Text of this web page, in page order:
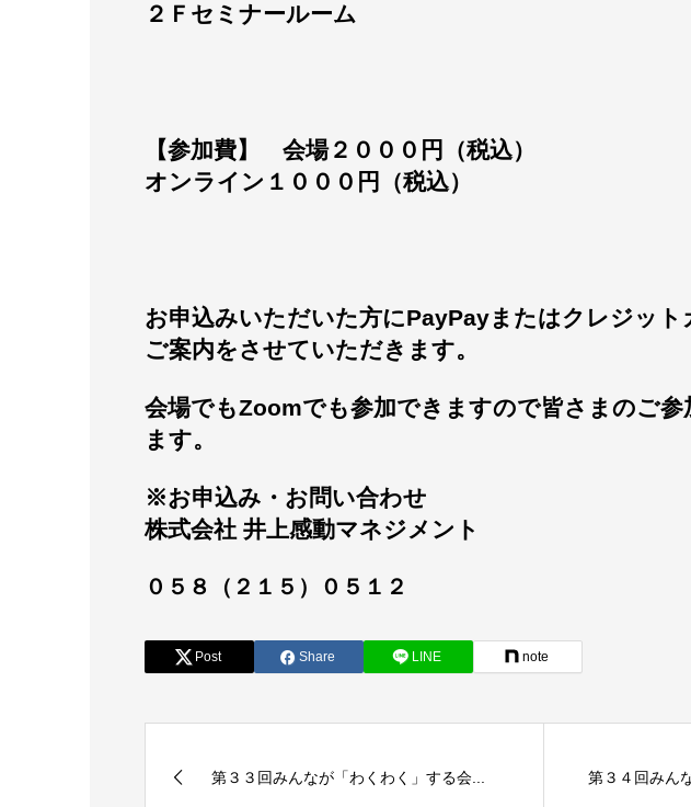
２Ｆセミナールーム
【参加費】 会場２０００円（税込）
オンライン１０００円（税込）
お申込みいただいた方にPayPayまたはクレジット
ご案内をさせていただきます。
会場でもZoomでも参加できますので皆さまのご参
ます。
※お申込み・お問い合わせ
株式会社 井上感動マネジメント
０５８（２１５）０５１２
Post Share LINE note
第３３回みんなが「わくわく」する会... 第３４回みん